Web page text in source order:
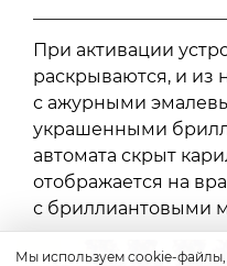
При активации
раскрываются, и из
с ажурными
украшенными
автомата скрыт
отображается на
с бриллиантовыми
Мы используем cookie-